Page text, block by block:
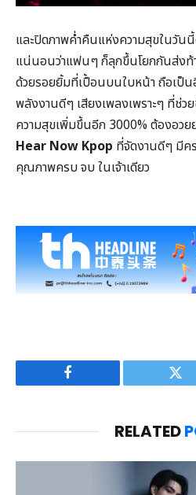
และปิดภาพค่ำคืนแห่งความสุขในวัน
แน่นอนว่าแฟนๆ ก็ลุกขึ้นโยกกันส่งท้
ด้วยรอยยิ้มที่เปื้อนบนใบหน้า ถือเป็
พลังงานดีๆ เสียงเพลงเพราะๆ ที่ช่
ความสุขเพิ่มขึ้นอีก 3000% ต้องอว
Hear Now Kpop ที่จัดงานดีๆ มีค
คุณภาพครบ จบ ในเจ้าเดียว
Facebook
RELATED